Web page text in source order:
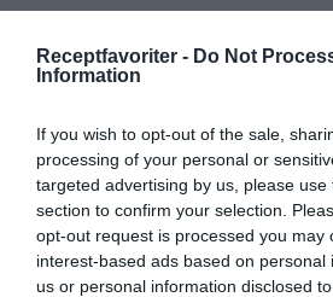
Receptfavoriter - Do Not
Information
If you wish to opt-out of the sale,
processing of your personal or
targeted advertising by us, please
section to confirm your selection.
opt-out request is processed you may
interest-based ads based on personal
us or personal information disclosed
med en fil. kand i
delar jag med mig av tusentals
smaker - noviser som
har jag provlagat, skrivit och
kunna laga dem med bästa
om mig.